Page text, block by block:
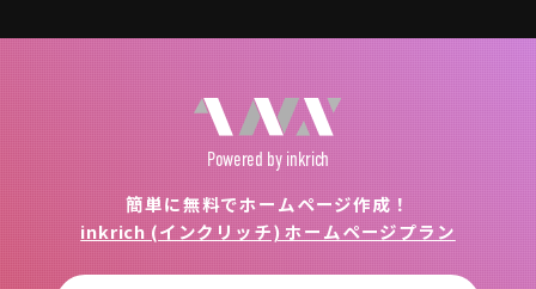
Powered by inkrich
簡単に無料でホームページ作成！
inkrich (インクリッチ) ホームページプラン